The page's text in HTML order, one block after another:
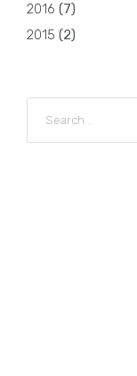
2016 (7)
2015 (2)